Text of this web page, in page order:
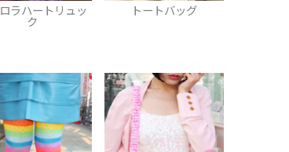
トートバッグ アリス リング